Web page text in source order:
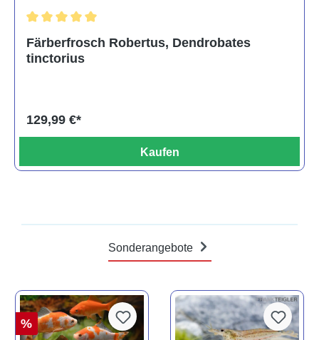
Färberfrosch Robertus, Dendrobates
tinctorius
129,99 €*
Kaufen
Sonderangebote
%